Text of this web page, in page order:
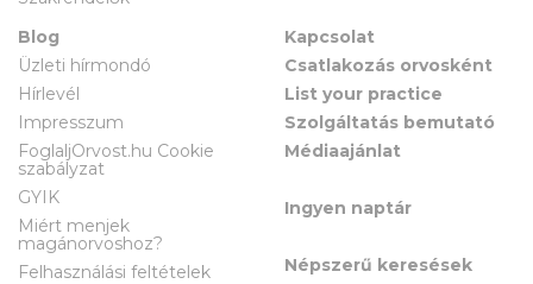
Blog
Üzleti hírmondó
Hírlevél
Impresszum
FoglaljOrvost.hu Cookie
szabályzat
GYIK
Miért menjek
magánorvoshoz?
Felhasználási feltételek
Kapcsolat
Csatlakozás orvosként
List your practice
Szolgáltatás bemutató
Médiaajánlat
Ingyen naptár
Népszerű keresések